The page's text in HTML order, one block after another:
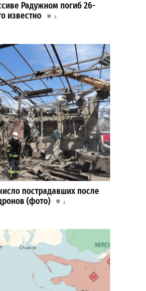
Радужном погиб 26-
известно
3
пострадавших после
(фото)
2